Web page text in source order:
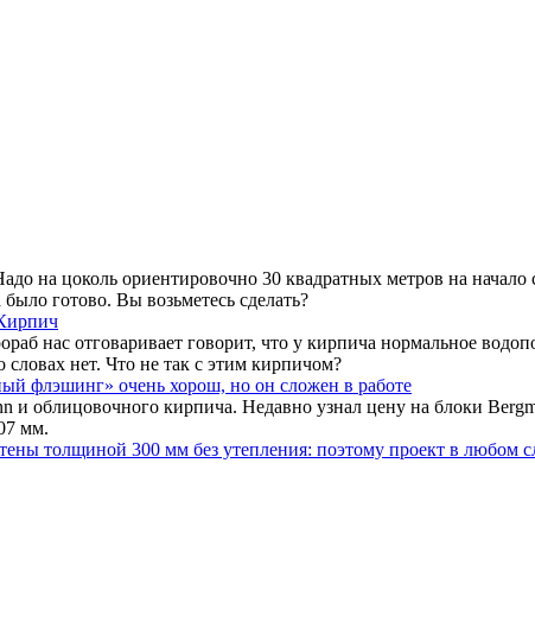
на цоколь ориентировочно 30 квадратных метров на
готово. Вы возьметесь сделать?
отговаривает говорит, что у кирпича нормальное
нет. Что не так с этим кирпичом?
флэшинг» очень хорош, но он сложен в работе
облицовочного кирпича. Недавно узнал цену на блоки
мм.
толщиной 300 мм без утепления: поэтому проект в любом